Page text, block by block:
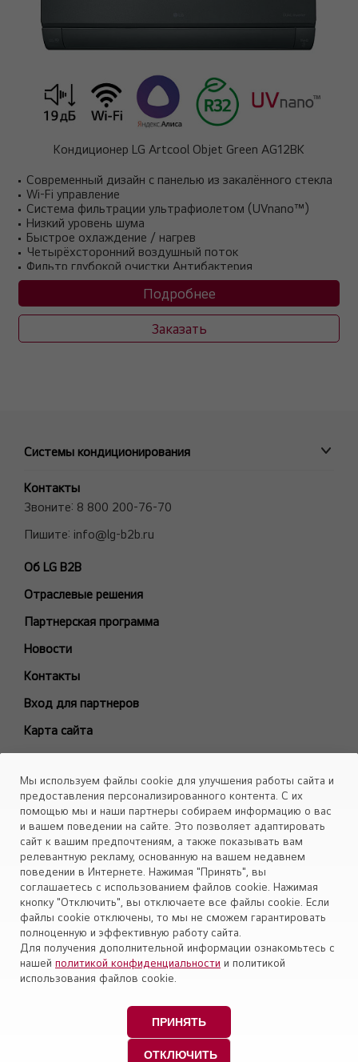
Кондиционер LG Artcool Objet Green AG12BK
Современный дизайн с панелью из закалённого стекла
Wi-Fi управление
Система фильтрации ультрафиолетом (UVnano™)
Низкий уровень шума
Быстрое охлаждение / нагрев
Четырёхсторонний воздушный поток
Фильтр глубокой очистки Антибактерия
Система автоочистки
Система фильтрации Plasmaster Ioniser
Скрытый дисплей
Подробнее
Заказать
Системы кондиционирования
ПРОМЫШЛЕННЫЕ СИСТЕМЫ
MULTI V VRF системы
Полупромышленные сплит-системы
Холодильные Машины (Чиллеры)
Фанкойлы
Модели снятые с производства
БЫТОВЫЕ СПЛИТ-СИСТЕМЫ
ARTCOOL Mirror
ARTCOOL Objet Green
Deluxe Pro
Air PuriCare
Evo Max
Smart Line
Eco Smart
Look Smart
ProCool
Mega Dual Plus
Mega Smart
Контакты
Звоните: 8 800 200-76-70
Пишите: info@lg-b2b.ru
Об LG B2B
Отраслевые решения
Партнерская программа
Новости
Контакты
Вход для партнеров
Карта сайта
Скачать
Объекты
Установите приложение «Cервис кондиционеров LG Aircon»
Политика конфиденциальности
Персональные данные пользователей
Мы используем файлы cookie для улучшения работы сайта и
предоставления персонализированного контента. С их
помощью мы и наши партнеры собираем информацию о вас
и вашем поведении на сайте. Это позволяет адаптировать
сайт к вашим предпочтениям, а также показывать вам
релевантную рекламу, основанную на вашем недавнем
поведении в Интернете. Нажимая "Принять", вы
соглашаетесь с использованием файлов cookie. Нажимая
кнопку "Отключить", вы отключаете все файлы cookie. Если
файлы cookie отключены, то мы не сможем гарантировать
полноценную и эффективную работу сайта.
Для получения дополнительной информации ознакомьтесь с
нашей политикой конфиденциальности и политикой
использования файлов cookie.
ПРИНЯТЬ
ОТКЛЮЧИТЬ